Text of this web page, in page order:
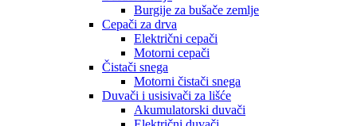
Burgije za bušače zemlje
Cepači za drva
Električni cepači
Motorni cepači
Čistači snega
Motorni čistači snega
Duvači i usisivači za lišće
Akumulatorski duvači